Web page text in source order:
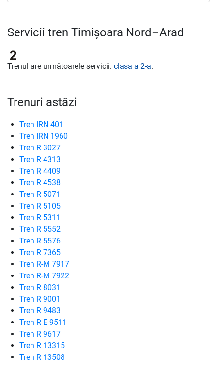
Servicii tren Timișoara Nord–Arad
Trenul are următoarele servicii: clasa a 2-a.
Trenuri astăzi
Tren IRN 401
Tren IRN 1960
Tren R 3027
Tren R 4313
Tren R 4409
Tren R 4538
Tren R 5071
Tren R 5105
Tren R 5311
Tren R 5552
Tren R 5576
Tren R 7365
Tren R-M 7917
Tren R-M 7922
Tren R 8031
Tren R 9001
Tren R 9483
Tren R-E 9511
Tren R 9617
Tren R 13315
Tren R 13508